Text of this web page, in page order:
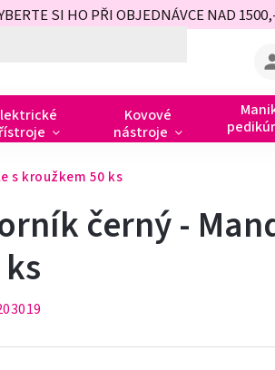
SI HO PŘI OBJEDNÁVCE NAD
Kovové
nástroje
s kroužkem 50 ks
černý -